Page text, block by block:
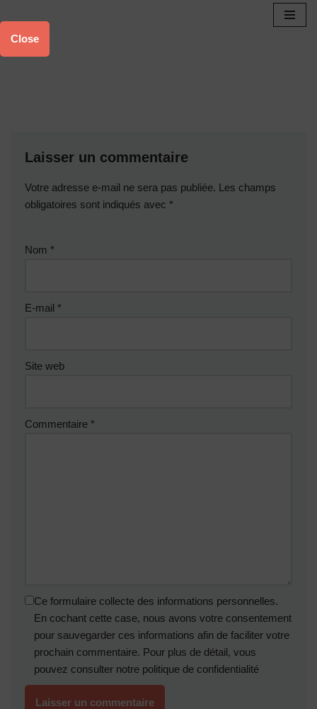
Aller
au
Laisser un commentaire
Votre adresse e-mail ne sera pas publiée. Les champs
obligatoires sont indiqués avec *
Nom *
E-mail *
Site web
Commentaire *
Ce formulaire collecte des informations personnelles.
En cochant cette case, nous avons votre consentement
pour sauvegarder ces informations afin de faciliter votre
prochain commentaire. Pour plus de détail, vous
pouvez consulter notre politique de confidentialité
Close